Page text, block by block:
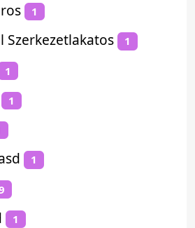
1
Szerkezetlakatos 1
1
1
1
1